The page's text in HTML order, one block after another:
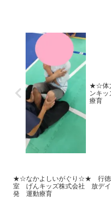
★☆体
ンキ
療育
★☆なかよしいがぐり☆★ 行徳
室 げんキッズ株式会社 放デ
発 運動療育